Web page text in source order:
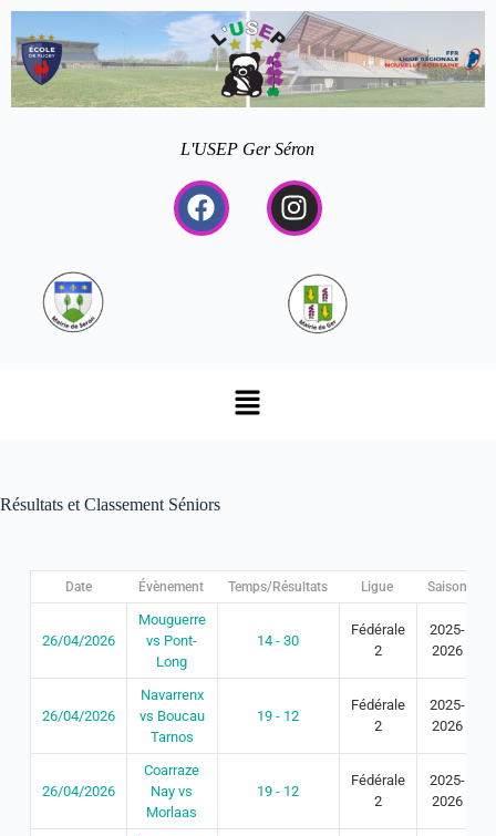
L'USEP Ger Séron
Résultats et Classement Séniors
Date Évènement Temps/Résultats Ligue Saison
26/04/2026
Mouguerre
vs Pont-
Long
14 - 30
Fédérale
2
2025-
2026
26/04/2026
Navarrenx
vs Boucau
Tarnos
19 - 12
Fédérale
2
2025-
2026
26/04/2026
Coarraze
Nay vs
Morlaas
19 - 12
Fédérale
2
2025-
2026